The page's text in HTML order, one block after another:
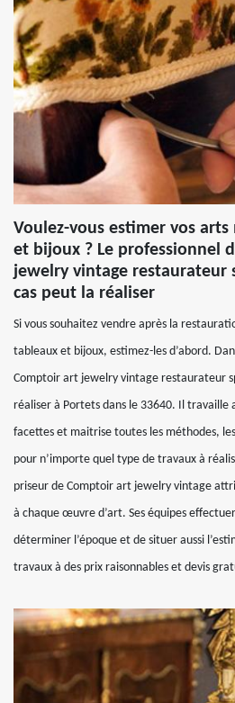
Voulez-vous estimer vos
et bijoux ? Le professionnel
jewelry vintage restaurateur
cas peut la réaliser
Si vous souhaitez vendre après la
tableaux et bijoux, estimez-les d’abord.
Comptoir art jewelry vintage restaurateur
réaliser à Portets dans le 33640. Il travaille
facettes et maitrise toutes les méthodes,
pour n’importe quel type de travaux à
priseur de Comptoir art jewelry vintage
à chaque œuvre d’art. Ses équipes
déterminer l’époque et de situer aussi
travaux à des prix raisonnables et devis